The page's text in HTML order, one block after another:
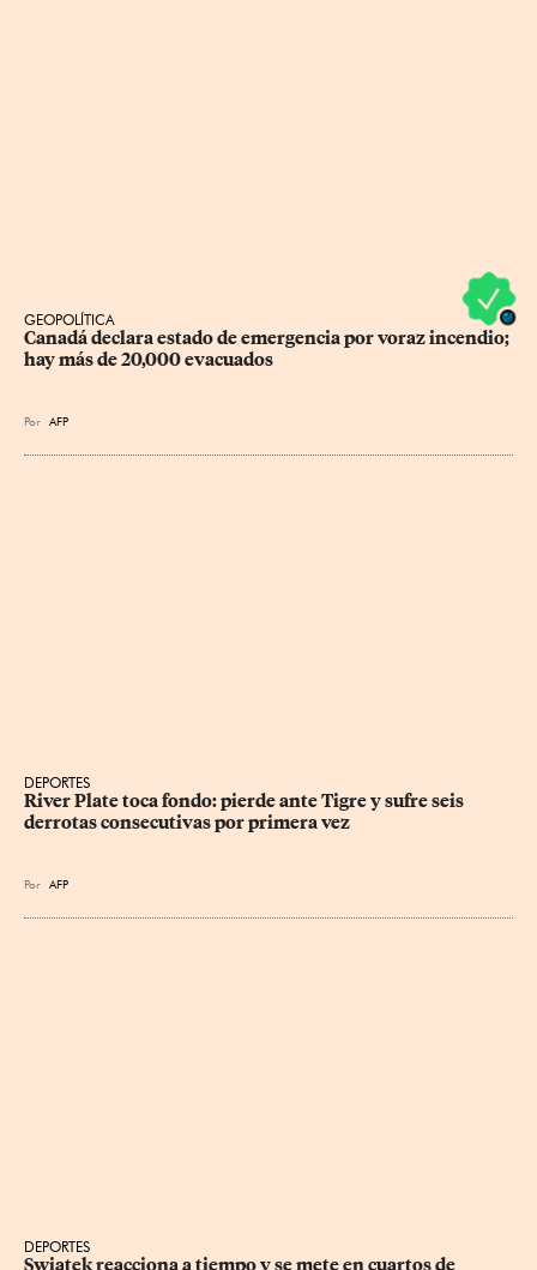
GEOPOLÍTICA
Canadá declara estado de emergencia por voraz incendio;
hay más de 20,000 evacuados
Por AFP
DEPORTES
River Plate toca fondo: pierde ante Tigre y sufre seis
derrotas consecutivas por primera vez
Por AFP
DEPORTES
Swiatek reacciona a tiempo y se mete en cuartos de